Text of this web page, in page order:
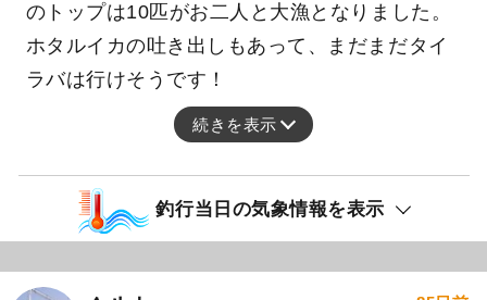
のトップは10匹がお二人と大漁となりました。
ホタルイカの吐き出しもあって、まだまだタイ
ラバは行けそうです！
続きを表示
釣行当日の気象情報を表示